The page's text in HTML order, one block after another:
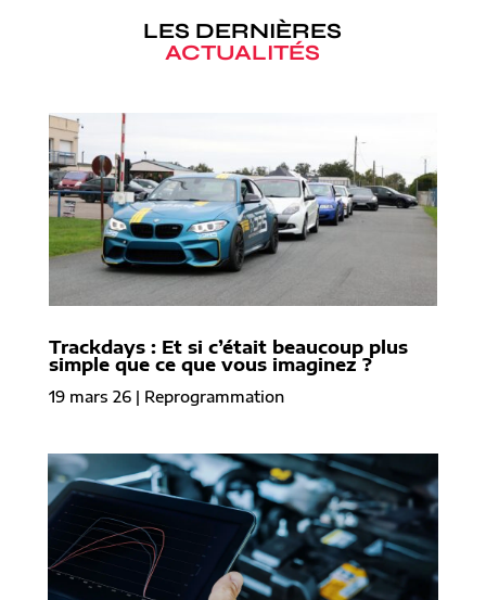
LES DERNIÈRES
ACTUALITÉS
Trackdays : Et si c’était beaucoup plus
simple que ce que vous imaginez ?
19 mars 26| Reprogrammation